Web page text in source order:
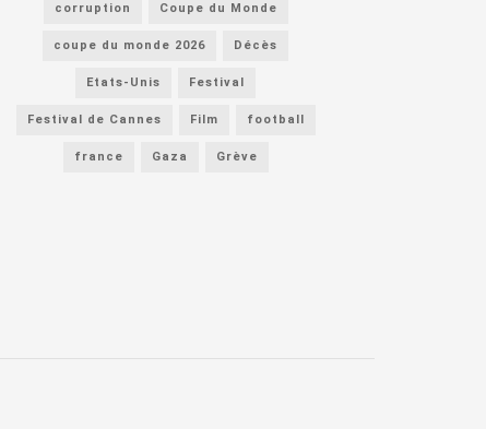
corruption Coupe du Monde
coupe du monde 2026 Décès
Etats-Unis Festival
Festival de Cannes Film football
france Gaza Grève